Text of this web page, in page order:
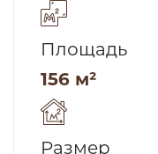
Площадь
156 м²
Размер